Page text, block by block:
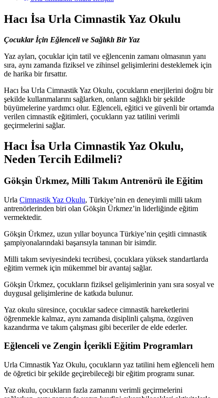
Hacı İsa Urla Cimnastik Yaz Okulu
Çocuklar İçin Eğlenceli ve Sağlıklı Bir Yaz
Yaz ayları, çocuklar için tatil ve eğlencenin zamanı olmasının yanı
sıra, aynı zamanda fiziksel ve zihinsel gelişimlerini desteklemek için
de harika bir fırsattır.
Hacı İsa Urla Cimnastik Yaz Okulu, çocukların enerjilerini doğru bir
şekilde kullanmalarını sağlarken, onların sağlıklı bir şekilde
büyümelerine yardımcı olur. Eğlenceli, eğitici ve güvenli bir ortamda
verilen cimnastik eğitimleri, çocukların yaz tatilini verimli
geçirmelerini sağlar.
Hacı İsa Urla Cimnastik Yaz Okulu,
Neden Tercih Edilmeli?
Gökşin Ürkmez, Milli Takım Antrenörü ile Eğitim
Urla Cimnastik Yaz Okulu, Türkiye’nin en deneyimli milli takım
antrenörlerinden biri olan Gökşin Ürkmez’in liderliğinde eğitim
vermektedir.
Gökşin Ürkmez, uzun yıllar boyunca Türkiye’nin çeşitli cimnastik
şampiyonalarındaki başarısıyla tanınan bir isimdir.
Milli takım seviyesindeki tecrübesi, çocuklara yüksek standartlarda
eğitim vermek için mükemmel bir avantaj sağlar.
Gökşin Ürkmez, çocukların fiziksel gelişimlerinin yanı sıra sosyal ve
duygusal gelişimlerine de katkıda bulunur.
Yaz okulu süresince, çocuklar sadece cimnastik hareketlerini
öğrenmekle kalmaz, aynı zamanda disiplinli çalışma, özgüven
kazandırma ve takım çalışması gibi beceriler de elde ederler.
Eğlenceli ve Zengin İçerikli Eğitim Programları
Urla Cimnastik Yaz Okulu, çocukların yaz tatilini hem eğlenceli hem
de öğretici bir şekilde geçirebileceği bir eğitim programı sunar.
Yaz okulu, çocukların fazla zamanını verimli geçirmelerini